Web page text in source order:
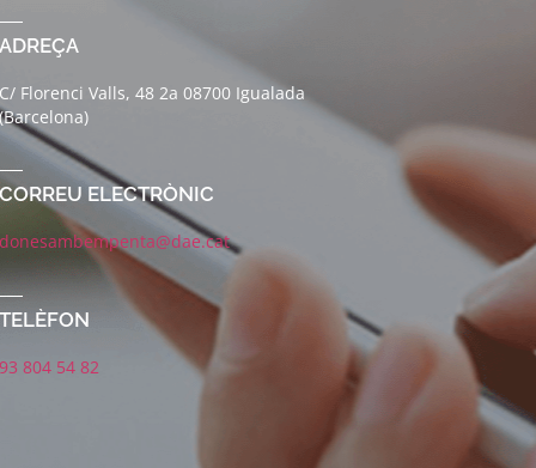
Florenci Valls, 48 2a 08700 Igualada
ELECTRÒNIC
804 54 82